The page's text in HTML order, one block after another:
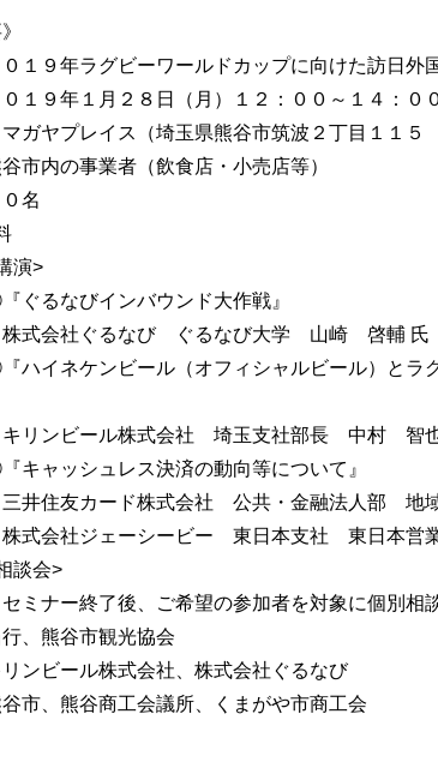
１９年ラグビーワールドカップに向けた訪日外
９年１月２８日（月）１２：００～１４：００
ヤプレイス（埼玉県熊谷市筑波２丁目１１５
内の事業者（飲食店・小売店等）
名
演>
インバウンド大作戦』
なび ぐるなび大学 山崎 啓輔 氏
ビール（オフィシャルビール）とラグビ
株式会社 埼玉支社部長 中村 智也
レス決済の動向等について』
ド株式会社 公共・金融法人部 地域
ーシービー 東日本支社 東日本営業
>
、ご希望の参加者を対象に個別相談会
熊谷市観光協会
ビール株式会社、株式会社ぐるなび
、熊谷商工会議所、くまがや市商工会